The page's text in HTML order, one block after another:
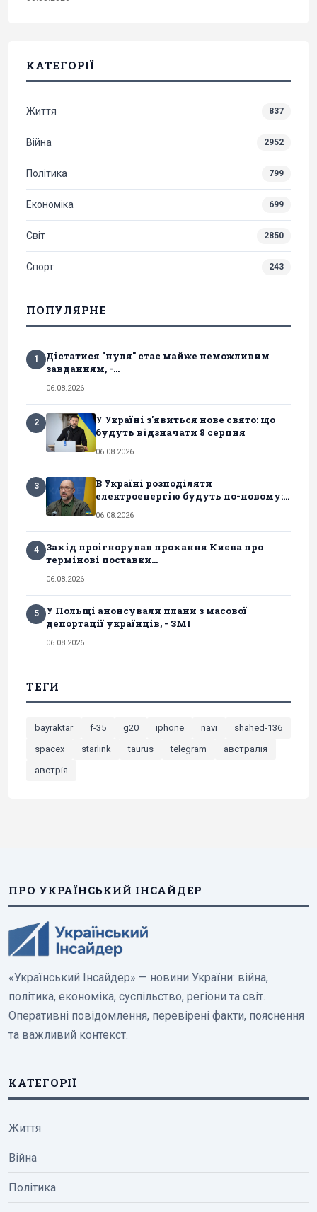
КАТЕГОРІЇ
Життя 837
Війна 2952
Політика 799
Економіка 699
Світ 2850
Спорт 243
ПОПУЛЯРНЕ
1
Дістатися "нуля" стає майже неможливим
завданням, -...
06.08.2026
2
У Україні з'явиться нове свято: що
будуть відзначати 8 серпня
06.08.2026
3
В Україні розподіляти
електроенергію будуть по-новому:...
06.08.2026
4
Захід проігнорував прохання Києва про
термінові поставки...
06.08.2026
5
У Польщі анонсували плани з масової
депортації українців, - ЗМІ
06.08.2026
ТЕГИ
bayraktar f-35 g20 iphone navi
shahed-136
spacex
starlink taurus telegram
австралія
австрія
ПРО УКРАЇНСЬКИЙ ІНСАЙДЕР
«Український Інсайдер» — новини України: війна,
політика, економіка, суспільство, регіони та світ.
Оперативні повідомлення, перевірені факти, пояснення
та важливий контекст.
КАТЕГОРІЇ
Життя
Війна
Політика